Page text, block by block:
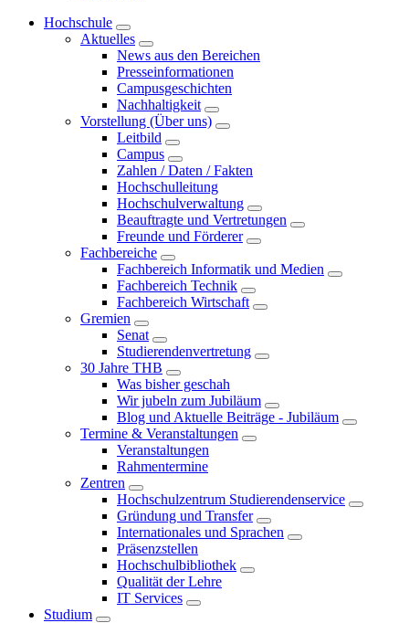
Hochschule
Aktuelles
News aus den Bereichen
Presseinformationen
Campusgeschichten
Nachhaltigkeit
Vorstellung (Über uns)
Leitbild
Campus
Zahlen / Daten / Fakten
Hochschulleitung
Hochschulverwaltung
Beauftragte und Vertretungen
Freunde und Förderer
Fachbereiche
Fachbereich Informatik und Medien
Fachbereich Technik
Fachbereich Wirtschaft
Gremien
Senat
Studierendenvertretung
30 Jahre THB
Was bisher geschah
Wir jubeln zum Jubiläum
Blog und Aktuelle Beiträge - Jubiläum
Termine & Veranstaltungen
Veranstaltungen
Rahmentermine
Zentren
Hochschulzentrum Studierendenservice
Gründung und Transfer
Internationales und Sprachen
Präsenzstellen
Hochschulbibliothek
Qualität der Lehre
IT Services
Studium